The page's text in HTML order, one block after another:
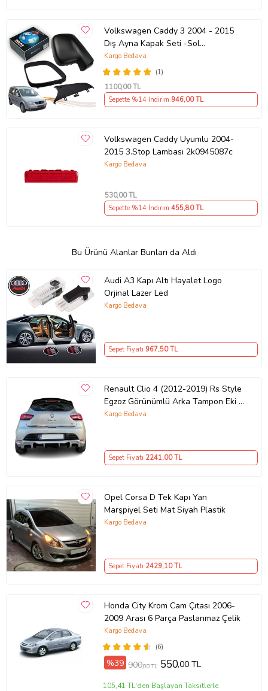
Volkswagen Caddy 3 2004 - 2015
Dış Ayna Kapak Seti -Sol
7E18575289 B9
(1)
Kargo Bedava
1100,00 TL
Sepette %14 İndirim 946,00 TL
Volkswagen Caddy Uyumlu 2004-
2015 3.Stop Lambası 2k0945087c
Kargo Bedava
530,00 TL
Sepette %14 İndirim 455,80 TL
Bu Ürünü Alanlar Bunları da Aldı
Audi A3 Kapı Altı Hayalet Logo
Orjinal Lazer Led
Kargo Bedava
Sepet Fiyatı 967,50 TL
Renault Clio 4 (2012-2019) Rs Style
Egzoz Görünümlü Arka Tampon Eki -
Difüzör (Plastik)
Kargo Bedava
Sepet Fiyatı 2241,00 TL
Opel Corsa D Tek Kapı Yan
Marşpiyel Seti Mat Siyah Plastik
Kargo Bedava
Sepet Fiyatı 2429,10 TL
Honda City Krom Cam Çıtası 2006-
2009 Arası 6 Parça Paslanmaz Çelik
(6)
Kargo Bedava
%39 900,00 TL 550,00 TL
105,41 TL'den Başlayan Taksitlerle